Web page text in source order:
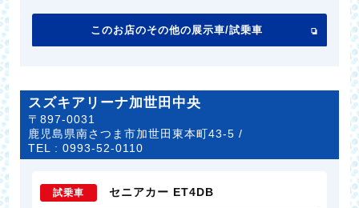
このお店のその他の展示車/試乗車
スズキアリーナ加世田中央
〒897-0031
鹿児島県南さつま市加世田東本町43-5 /
TEL :0993-52-0110
試乗車 セニアカー ET4DB